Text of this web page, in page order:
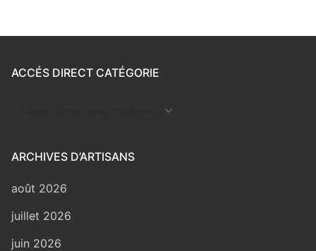
ACCÉS DIRECT CATÉGORIE
ARCHIVES D’ARTISANS
août 2026
juillet 2026
juin 2026